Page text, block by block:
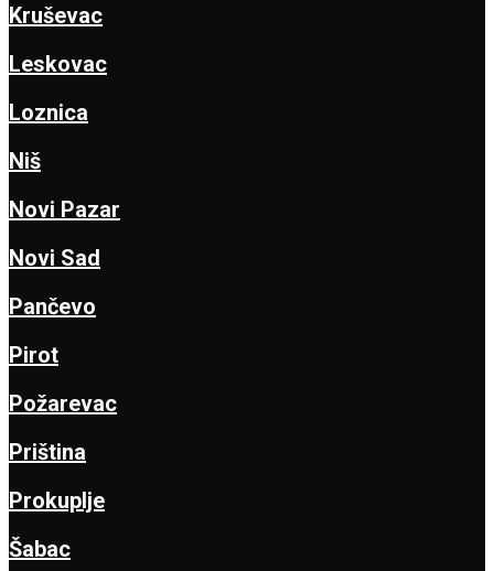
Kruševac
Leskovac
Loznica
Niš
Novi Pazar
Novi Sad
Pančevo
Pirot
Požarevac
Priština
Prokuplje
Šabac